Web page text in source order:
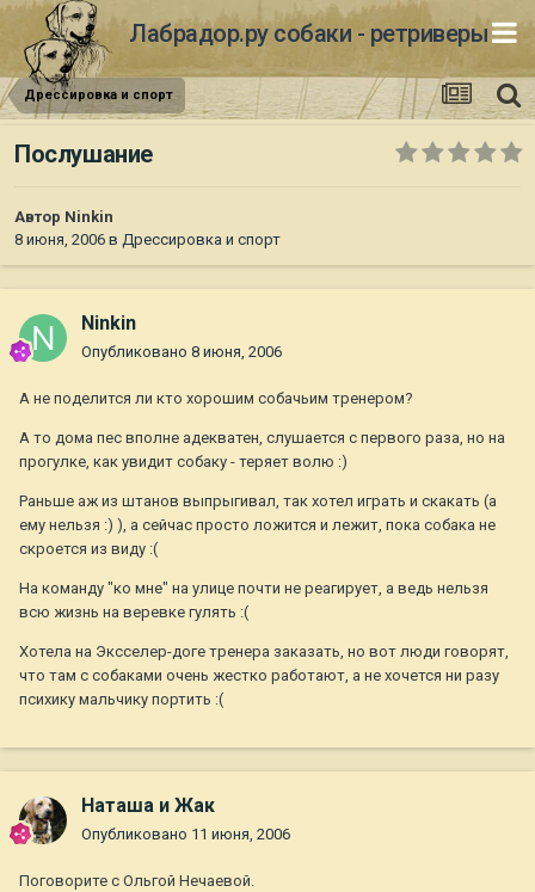
Лабрадор.ру собаки - ретриверы
Дрессировка и спорт
Послушание
Автор Ninkin
8 июня, 2006 в Дрессировка и спорт
Ninkin
Опубликовано 8 июня, 2006
А не поделится ли кто хорошим собачьим тренером?
А то дома пес вполне адекватен, слушается с первого раза, но на
прогулке, как увидит собаку - теряет волю :)
Раньше аж из штанов выпрыгивал, так хотел играть и скакать (а
ему нельзя :) ), а сейчас просто ложится и лежит, пока собака не
скроется из виду :(
На команду "ко мне" на улице почти не реагирует, а ведь нельзя
всю жизнь на веревке гулять :(
Хотела на Эксселер-доге тренера заказать, но вот люди говорят,
что там с собаками очень жестко работают, а не хочется ни разу
психику мальчику портить :(
Наташа и Жак
Опубликовано 11 июня, 2006
Поговорите с Ольгой Нечаевой.